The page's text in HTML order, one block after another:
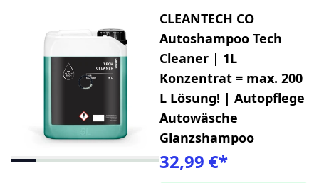
CLEANTECH CO
Autoshampoo Tech
Cleaner | 1L
Konzentrat = max. 200
L Lösung! | Autopflege
Autowäsche
Glanzshampoo
32,99 €*